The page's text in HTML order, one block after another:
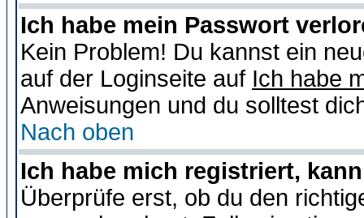
Ich habe mein Passwort
Kein Problem! Du kannst ein
auf der Loginseite auf Ich habe
Anweisungen und du solltest
Nach oben
Ich habe mich registriert,
Überprüfe erst, ob du den